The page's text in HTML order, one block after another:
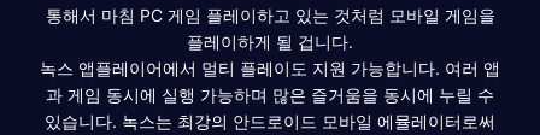
통해서 마침 PC 게임 플레이하고 있는 것처럼 모바일 게임을
플레이하게 될 겁니다.
녹스 앱플레이어에서 멀티 플레이도 지원 가능합니다. 여러 앱
과 게임 동시에 실행 가능하며 많은 즐거움을 동시에 누릴 수
있습니다. 녹스는 최강의 안드로이드 모바일 에뮬레이터로써